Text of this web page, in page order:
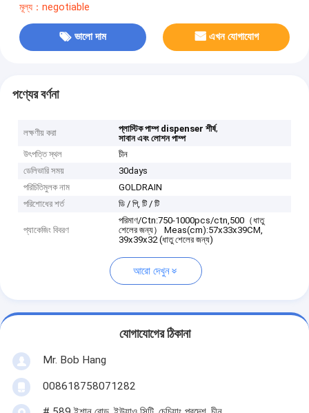
মূল্য：negotiable
ভালো দাম এখন যোগাযোগ
পণ্যের বর্ণনা
লক্ষণীয় করা প্লাস্টিক পাম্প dispenser শীর্ষ,
সাবান এবং লোশন পাম্প
উৎপত্তি স্থল
চীন
ডেলিভারি সময়
30days
পরিচিতিমুলক নাম
GOLDRAIN
পরিশোধের শর্ত
ডি / পি, টি / টি
প্যাকেজিং বিবরণ
পরিমাণ/Ctn:750-1000pcs/ctn,500（ধাতু
শেলের জন্য） Meas(cm):57x33x39CM,
39x39x32 (ধাতু শেলের জন্য)
আরো দেখুন
যোগাযোগের ঠিকানা
Mr. Bob Hang
008618758071282